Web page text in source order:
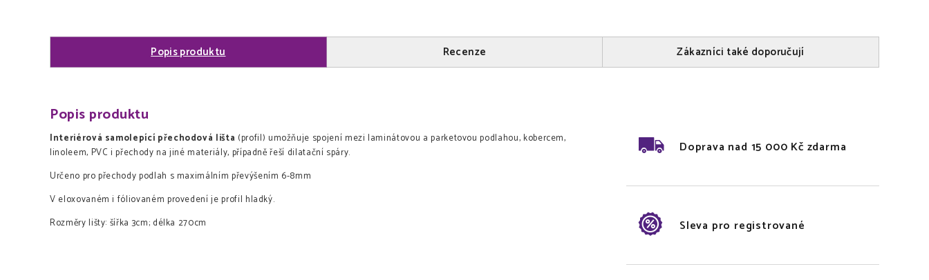
Popis produktu Recenze Zákazníci také doporučují
Popis produktu
Interiérová samolepící přechodová lišta (profil) umožňuje spojení mezi laminátovou a parketovou podlahou, kobercem,
linoleem, PVC i přechody na jiné materiály, případně řeší dilatační spáry.
Určeno pro přechody podlah s maximálním převýšením 6-8mm
V eloxovaném i fóliovaném provedení je profil hladký.
Rozměry lišty: šířka 3cm; délka 270cm
Doprava nad 15 000 Kč zdarma
Sleva pro registrované